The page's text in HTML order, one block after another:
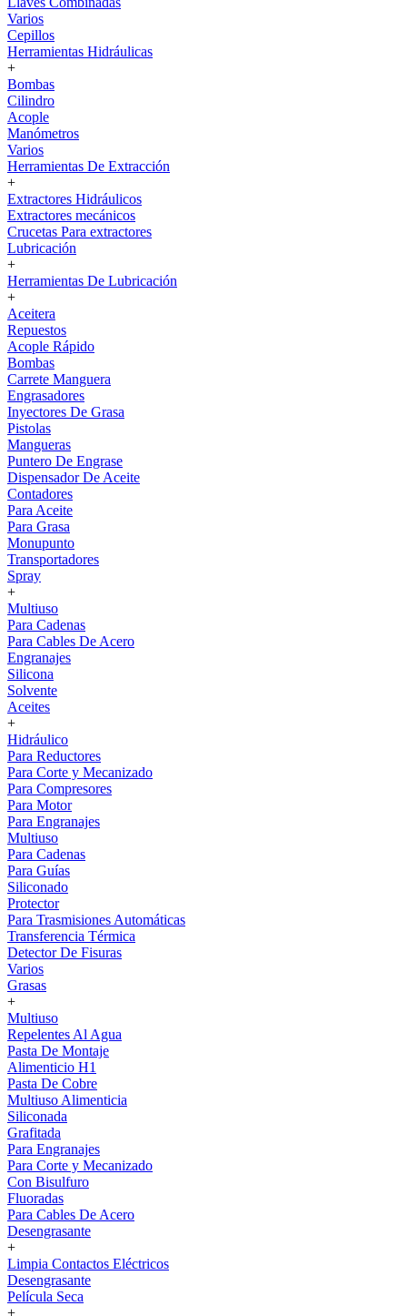
Varios
Cepillos
Herramientas Hidráulicas
+
Bombas
Cilindro
Acople
Manómetros
Varios
Herramientas De Extracción
+
Extractores Hidráulicos
Extractores mecánicos
Crucetas Para extractores
Lubricación
+
Herramientas De Lubricación
+
Aceitera
Repuestos
Acople Rápido
Bombas
Carrete Manguera
Engrasadores
Inyectores De Grasa
Pistolas
Mangueras
Puntero De Engrase
Dispensador De Aceite
Contadores
Para Aceite
Para Grasa
Monupunto
Transportadores
Spray
+
Multiuso
Para Cadenas
Para Cables De Acero
Engranajes
Silicona
Solvente
Aceites
+
Hidráulico
Para Reductores
Para Corte y Mecanizado
Para Compresores
Para Motor
Para Engranajes
Multiuso
Para Cadenas
Para Guías
Siliconado
Protector
Para Trasmisiones Automáticas
Transferencia Térmica
Detector De Fisuras
Varios
Grasas
+
Multiuso
Repelentes Al Agua
Pasta De Montaje
Alimenticio H1
Pasta De Cobre
Multiuso Alimenticia
Siliconada
Grafitada
Para Engranajes
Para Corte y Mecanizado
Con Bisulfuro
Fluoradas
Para Cables De Acero
Desengrasante
+
Limpia Contactos Eléctricos
Desengrasante
Película Seca
+